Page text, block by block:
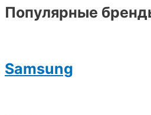
Популярные
Samsung